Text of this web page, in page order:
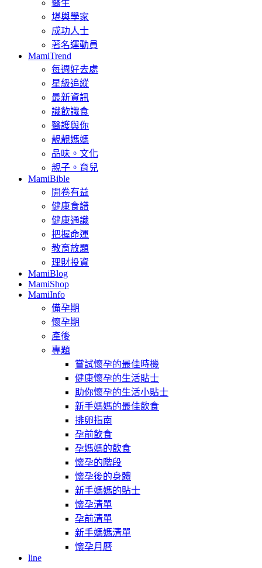
醫生
堪輿學家
成功人士
著名運動員
MamiTrend
每週好去處
星級追縱
最新資訊
識飲識食
醫護與你
靚靚媽媽
品味。文化
親子。育兒
MamiBible
開卷有益
健康食譜
健康通識
把握命運
教育放題
理財投資
MamiBlog
MamiShop
MamiInfo
備孕期
懷孕期
產後
專題
嘗試懷孕的最佳時機
健康懷孕的生活貼士
助你懷孕的生活小貼士
新手媽媽的最佳飲食
排卵指南
孕前飲食
孕媽媽的飲食
懷孕的階段
懷孕後的身體
新手媽媽的貼士
懷孕清單
孕前清單
新手媽媽清單
懷孕月曆
line